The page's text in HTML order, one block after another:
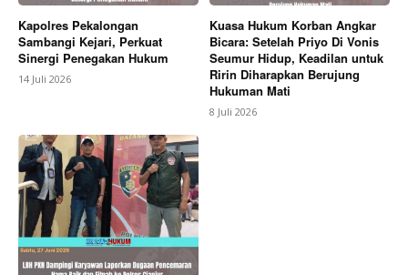
Kapolres Pekalongan
Sambangi Kejari, Perkuat
Sinergi Penegakan Hukum
14 Juli 2026
Kuasa Hukum Korban Angkar
Bicara: Setelah Priyo Di Vonis
Seumur Hidup, Keadilan untuk
Ririn Diharapkan Berujung
Hukuman Mati
8 Juli 2026